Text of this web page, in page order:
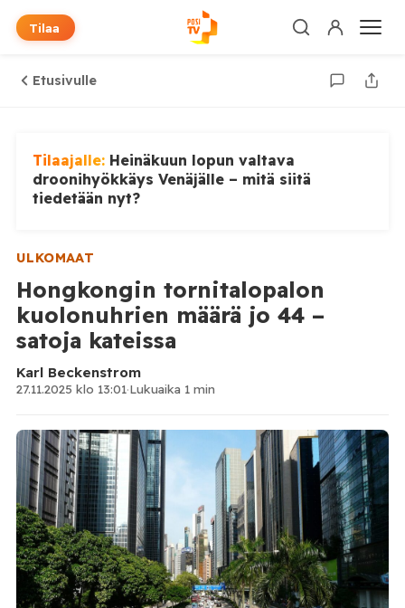
Tilaa
Etusivulle
Tilaajalle: Heinäkuun lopun valtava
droonihyökkäys Venäjälle – mitä siitä
tiedetään nyt?
ULKOMAAT
Hongkongin tornitalopalon
kuolonuhrien määrä jo 44 –
satoja kateissa
Karl Beckenstrom
27.11.2025 klo 13:01·Lukuaika 1 min